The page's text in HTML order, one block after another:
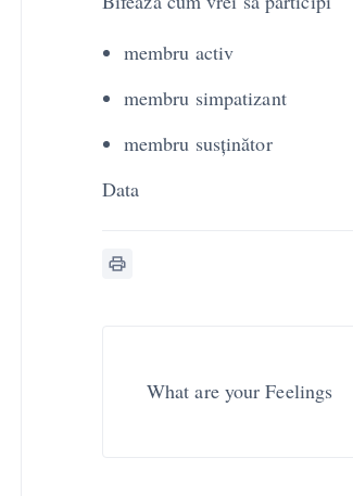
membru activ
membru simpatizant
membru susținător
Data
What are your Feelings